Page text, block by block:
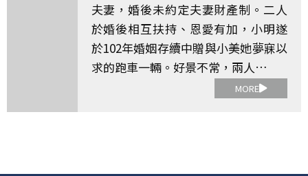
夫妻，婚後未約定夫妻財產制。二人
於婚後相互扶持、恩愛有加，小明遂
於102年婚姻存續中贈與小美她夢寐以
求的跑車一輛。好景不常，兩人…
MORE